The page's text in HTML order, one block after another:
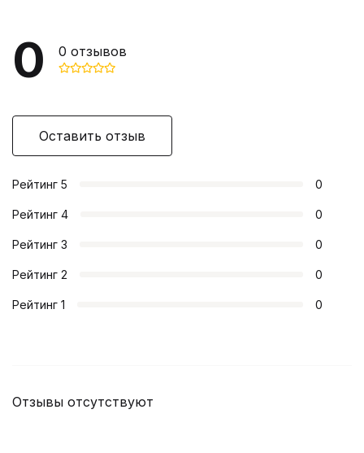
0 0 отзывов
Оставить отзыв
Рейтинг 5 0
Рейтинг 4 0
Рейтинг 3 0
Рейтинг 2 0
Рейтинг 1 0
Отзывы отсутствуют